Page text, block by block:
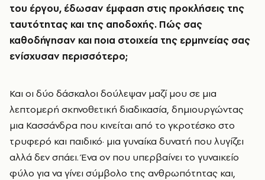
του έργου, έδωσαν έμφαση στις προκλήσεις της
ταυτότητας και της αποδοχής. Πώς σας
καθοδήγησαν και ποια στοιχεία της ερμηνείας σας
ενίσχυσαν περισσότερο;
Και οι δύο δάσκαλοι δούλεψαν μαζί μου σε μια
λεπτομερή σκηνοθετική διαδικασία, δημιουργώντας
μια Κασσάνδρα που κινείται από το γκροτέσκο στο
τρυφερό και παιδικό· μια γυναίκα δυνατή που λυγίζει
αλλά δεν σπάει. Ένα ον που υπερβαίνει το γυναικείο
φύλο για να γίνει σύμβολο της ανθρωπότητας και,